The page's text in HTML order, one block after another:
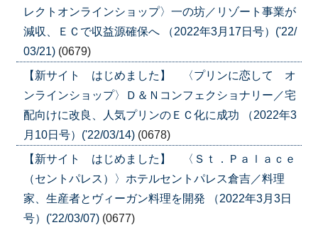
レクトオンラインショップ〉一の坊／リゾート事業が
減収、ＥＣで収益源確保へ （2022年3月17日号）('22/
03/21) (0679)
【新サイト はじめました】 〈プリンに恋して オ
ンラインショップ〉Ｄ＆Ｎコンフェクショナリー／宅
配向けに改良、人気プリンのＥＣ化に成功 （2022年3
月10日号）('22/03/14) (0678)
【新サイト はじめました】 〈Ｓｔ．Ｐａｌａｃｅ
（セントパレス）〉ホテルセントパレス倉吉／料理
家、生産者とヴィーガン料理を開発 （2022年3月3日
号）('22/03/07) (0677)